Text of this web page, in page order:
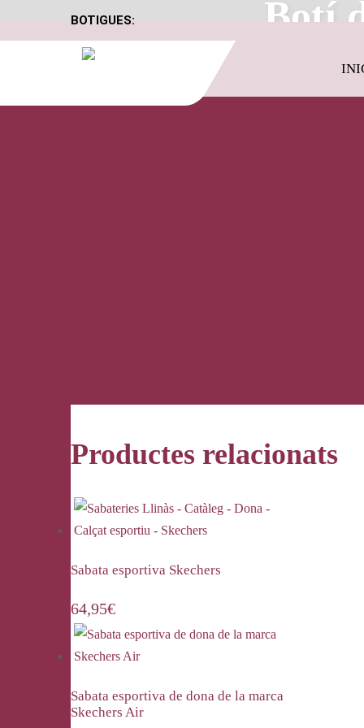
BOTIGUES: Botí
Productes relacionats
Sabata esportiva Skechers
64,95€
Sabata esportiva de dona de la marca
Skechers Air